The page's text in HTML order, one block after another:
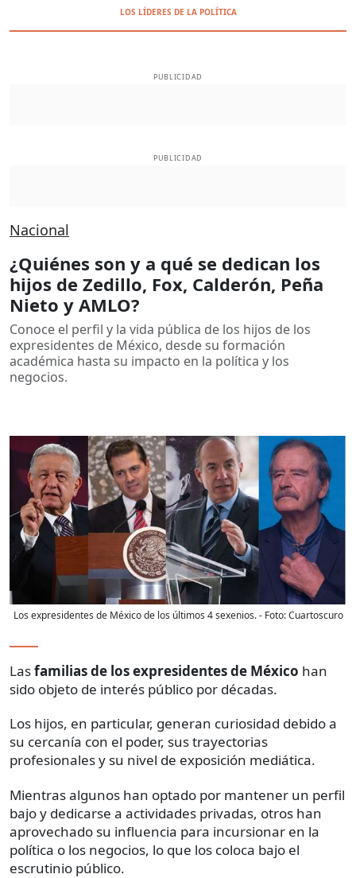
LOS LÍDERES DE LA POLÍTICA
PUBLICIDAD
PUBLICIDAD
Nacional
¿Quiénes son y a qué se dedican los
hijos de Zedillo, Fox, Calderón, Peña
Nieto y AMLO?
Conoce el perfil y la vida pública de los hijos de los
expresidentes de México, desde su formación
académica hasta su impacto en la política y los
negocios.
Los expresidentes de México de los últimos 4 sexenios.- Foto:Cuartoscuro
Lasfamilias de los expresidentes de México han
sido objeto de interés público por décadas.
Los hijos, en particular, generan curiosidad debido a
su cercanía con el poder, sus trayectorias
profesionales y su nivel de exposición mediática.
Mientras algunos han optado por mantener un perfil
bajo y dedicarse a actividades privadas, otros han
aprovechado su influencia para incursionar en la
política o los negocios, lo que los coloca bajo el
escrutinio público.